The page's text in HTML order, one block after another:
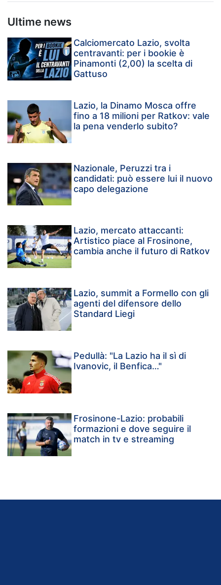
Ultime news
Calciomercato Lazio, svolta
centravanti: per i bookie è
Pinamonti (2,00) la scelta di
Gattuso
Lazio, la Dinamo Mosca offre
fino a 18 milioni per Ratkov: vale
la pena venderlo subito?
Nazionale, Peruzzi tra i
candidati: può essere lui il nuovo
capo delegazione
Lazio, mercato attaccanti:
Artistico piace al Frosinone,
cambia anche il futuro di Ratkov
Lazio, summit a Formello con gli
agenti del difensore dello
Standard Liegi
Pedullà: "La Lazio ha il sì di
Ivanovic, il Benfica…"
Frosinone-Lazio: probabili
formazioni e dove seguire il
match in tv e streaming